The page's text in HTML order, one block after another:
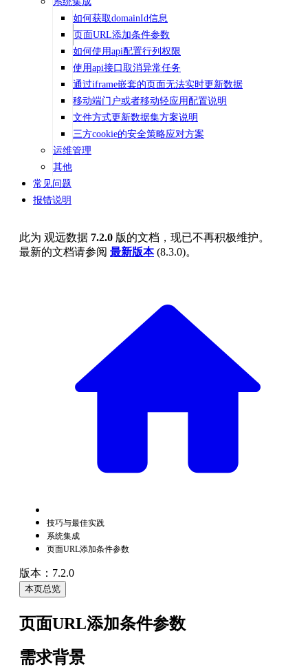
如何获取domainId信息
页面URL添加条件参数
如何使用api配置行列权限
使用api接口取消异常任务
通过iframe嵌套的页面无法实时更新数据
移动端门户或者移动轻应用配置说明
文件方式更新数据集方案说明
三方cookie的安全策略应对方案
运维管理
其他
常见问题
报错说明
此为 观远数据 7.2.0 版的文档，现已不再积极维护。
最新的文档请参阅 最新版本(8.3.0)。
技巧与最佳实践
系统集成
页面URL添加条件参数
版本：7.2.0
本页总览
页面URL添加条件参数
需求背景